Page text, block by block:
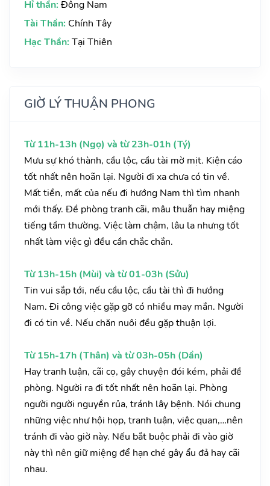
Hỉ thần: Đông Nam
Tài Thần: Chính Tây
Hạc Thần: Tại Thiên
GIỜ LÝ THUẬN PHONG
Từ 11h-13h (Ngọ) và từ 23h-01h (Tý)
Mưu sự khó thành, cầu lộc, cầu tài mờ mịt. Kiện cáo
tốt nhất nên hoãn lại. Người đi xa chưa có tin về.
Mất tiền, mất của nếu đi hướng Nam thì tìm nhanh
mới thấy. Đề phòng tranh cãi, mâu thuẫn hay miệng
tiếng tầm thường. Việc làm chậm, lâu la nhưng tốt
nhất làm việc gì đều cần chắc chắn.
Từ 13h-15h (Mùi) và từ 01-03h (Sửu)
Tin vui sắp tới, nếu cầu lộc, cầu tài thì đi hướng
Nam. Đi công việc gặp gỡ có nhiều may mắn. Người
đi có tin về. Nếu chăn nuôi đều gặp thuận lợi.
Từ 15h-17h (Thân) và từ 03h-05h (Dần)
Hay tranh luận, cãi cọ, gây chuyện đói kém, phải đề
phòng. Người ra đi tốt nhất nên hoãn lại. Phòng
người người nguyền rủa, tránh lây bệnh. Nói chung
những việc như hội họp, tranh luận, việc quan,…nên
tránh đi vào giờ này. Nếu bắt buộc phải đi vào giờ
này thì nên giữ miệng để hạn ché gây ẩu đả hay cãi
nhau.